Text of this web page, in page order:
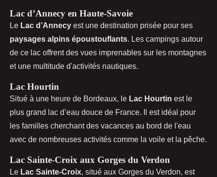
Lac d’Annecy en Haute-Savoie
Le Lac d’Annecy est une destination prisée pour ses
paysages alpins époustouflants. Les campings autour
de ce lac offrent des vues imprenables sur les montagnes
et une multitude d'activités nautiques.
Lac Hourtin
Situé à une heure de Bordeaux, le Lac Hourtin est le
plus grand lac d’eau douce de France. Il est idéal pour
les familles cherchant des vacances au bord de l'eau
avec de nombreuses activités comme la voile et la pêche.
Lac Sainte-Croix aux Gorges du Verdon
Le Lac Sainte-Croix, situé aux Gorges du Verdon, est